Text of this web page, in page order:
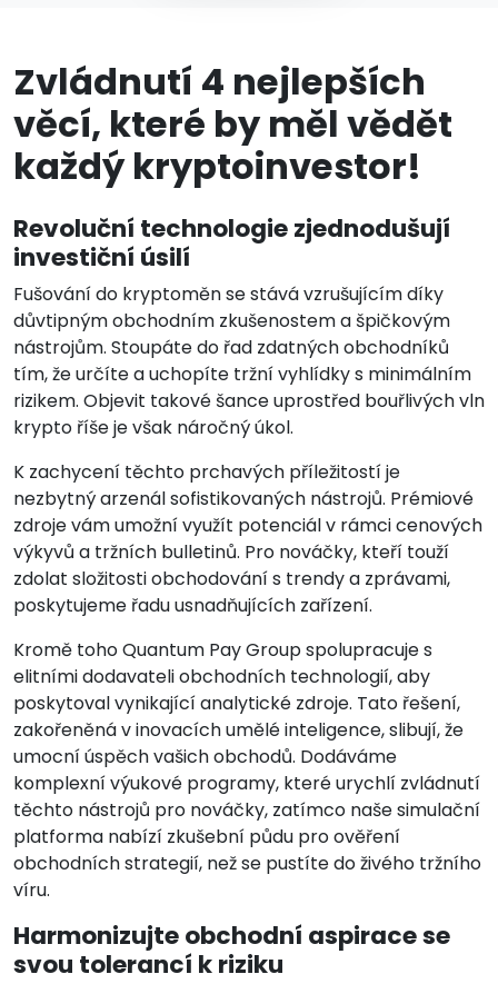
Zvládnutí 4 nejlepších
věcí, které by měl vědět
každý kryptoinvestor!
Revoluční technologie zjednodušují
investiční úsilí
Fušování do kryptoměn se stává vzrušujícím díky
důvtipným obchodním zkušenostem a špičkovým
nástrojům. Stoupáte do řad zdatných obchodníků
tím, že určíte a uchopíte tržní vyhlídky s minimálním
rizikem. Objevit takové šance uprostřed bouřlivých vln
krypto říše je však náročný úkol.
K zachycení těchto prchavých příležitostí je
nezbytný arzenál sofistikovaných nástrojů. Prémiové
zdroje vám umožní využít potenciál v rámci cenových
výkyvů a tržních bulletinů. Pro nováčky, kteří touží
zdolat složitosti obchodování s trendy a zprávami,
poskytujeme řadu usnadňujících zařízení.
Kromě toho Quantum Pay Group spolupracuje s
elitními dodavateli obchodních technologií, aby
poskytoval vynikající analytické zdroje. Tato řešení,
zakořeněná v inovacích umělé inteligence, slibují, že
umocní úspěch vašich obchodů. Dodáváme
komplexní výukové programy, které urychlí zvládnutí
těchto nástrojů pro nováčky, zatímco naše simulační
platforma nabízí zkušební půdu pro ověření
obchodních strategií, než se pustíte do živého tržního
víru.
Harmonizujte obchodní aspirace se
svou tolerancí k riziku